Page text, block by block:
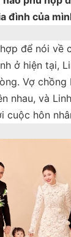
đình của
để nói về
ở hiện tại,
Vợ chồng
nhau, và
cuộc hôn